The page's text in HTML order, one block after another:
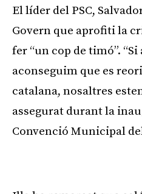
El líder del PSC,
Govern que aprofiti la
fer “un cop de timó”.
aconseguim que es
catalana, nosaltres
assegurat durant la
Convenció Municipal